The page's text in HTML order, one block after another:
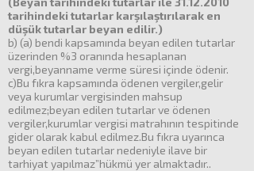
tarihindeki tutarlar karşılaştırılarak en
düşük tutarlar beyan edilir.)
b) (a) bendi kapsamında beyan edilen tutarlar
üzerinden %3 oranında hesaplanan
vergi,beyanname verme süresi içinde ödenir.
c)Bu fıkra kapsamında ödenen vergiler,gelir
veya kurumlar vergisinden mahsup
edilmez;beyan edilen tutarlar ve ödenen
vergiler,kurumlar vergisi matrahının tespitinde
gider olarak kabul edilmez.Bu fıkra uyarınca
beyan edilen tutarlar nedeniyle ilave bir
tarhiyat yapılmaz”hükmü yer almaktadır..